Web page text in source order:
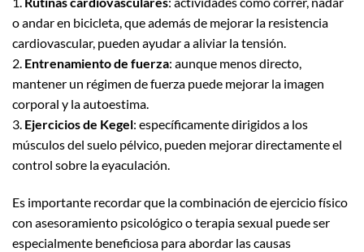
o andar en bicicleta, que además de mejorar la resistencia
cardiovascular, pueden ayudar a aliviar la tensión.
2. Entrenamiento de fuerza: aunque menos directo,
mantener un régimen de fuerza puede mejorar la imagen
corporal y la autoestima.
3. Ejercicios de Kegel: específicamente dirigidos a los
músculos del suelo pélvico, pueden mejorar directamente el
control sobre la eyaculación.
Es importante recordar que la combinación de ejercicio físico
con asesoramiento psicológico o terapia sexual puede ser
especialmente beneficiosa para abordar las causas